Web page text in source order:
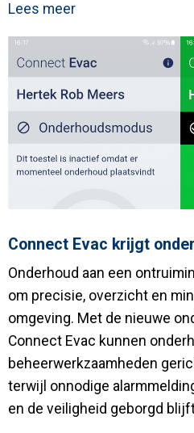
Lees meer
Connect Evac krijgt
Onderhoud aan een
om precisie, overzicht en
omgeving. Met de nieuwe
Connect Evac kunnen
beheerwerkzaamheden
terwijl onnodige
en de veiligheid geborgd